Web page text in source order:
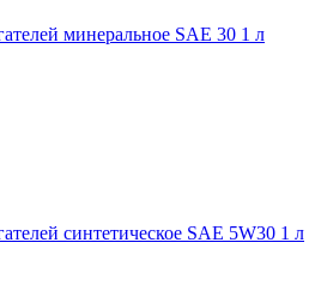
минеральное SAE 30 1 л
синтетическое SAE 5W30 1 л